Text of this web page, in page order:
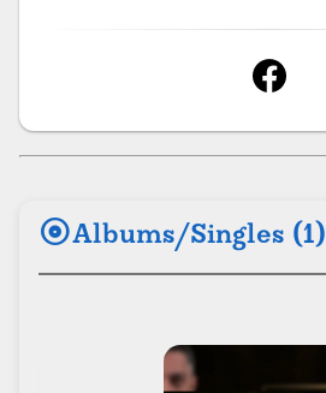
albumAlbums/Singles (1)